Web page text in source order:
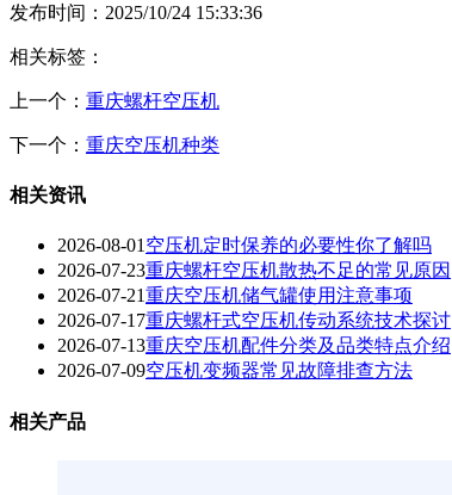
发布时间：2025/10/24 15:33:36
相关标签：
上一个： 重庆螺杆空压机
下一个： 重庆空压机种类
相关资讯
2026-08-01 空压机定时保养的必要性你了解吗
2026-07-23重庆螺杆空压机散热不足的常见原因
2026-07-21重庆空压机储气罐使用注意事项
2026-07-17重庆螺杆式空压机传动系统技术探讨
2026-07-13重庆空压机配件分类及品类特点介绍
2026-07-09空压机变频器常见故障排查方法
相关产品